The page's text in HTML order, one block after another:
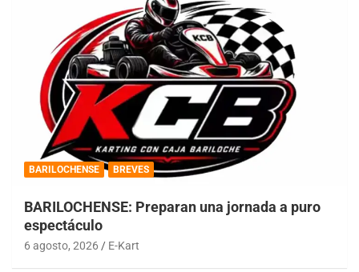
BARILOCHENSE BREVES
BARILOCHENSE: Preparan una jornada a puro
espectáculo
6 agosto, 2026 E-Kart